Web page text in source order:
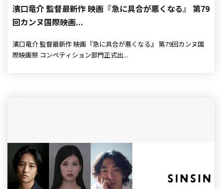
濱口竜介 監督最新作 映画『急に具合が悪くなる』 第79
回カンヌ国際映画...
濱口竜介 監督最新作 映画『急に具合が悪くなる』 第79回カンヌ国
際映画祭 コンペティション部門正式出...